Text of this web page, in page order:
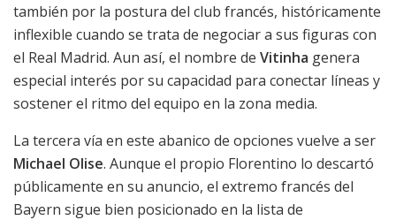
también por la postura del club francés, históricamente
inflexible cuando se trata de negociar a sus figuras con
el Real Madrid. Aun así, el nombre de Vitinha genera
especial interés por su capacidad para conectar líneas y
sostener el ritmo del equipo en la zona media.
La tercera vía en este abanico de opciones vuelve a ser
Michael Olise. Aunque el propio Florentino lo descartó
públicamente en su anuncio, el extremo francés del
Bayern sigue bien posicionado en la lista de